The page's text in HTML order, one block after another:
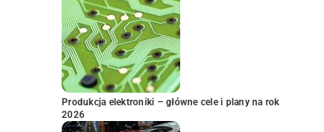
Produkcja elektroniki – główne cele i plany na rok
2026